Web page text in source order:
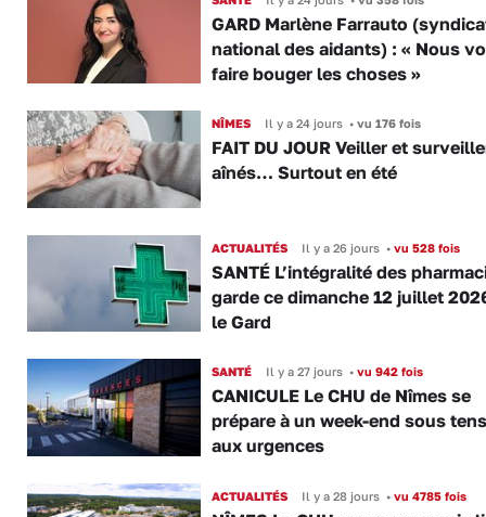
GARD Marlène Farrauto
national des aidants) : « Nous
faire bouger les choses »
NÎMES Il y a 24 jours •vu 176 fois
FAIT DU JOUR Veiller et
aînés… Surtout en été
ACTUALITÉS Il y a 26 jours •vu 528 fois
SANTÉ L’intégralité des
garde ce dimanche 12 juillet
le Gard
SANTÉ Il y a 27 jours •vu 942 fois
CANICULE Le CHU de Nîmes se
prépare à un week-end sous
aux urgences
ACTUALITÉS Il y a 28 jours •vu 4785 fois